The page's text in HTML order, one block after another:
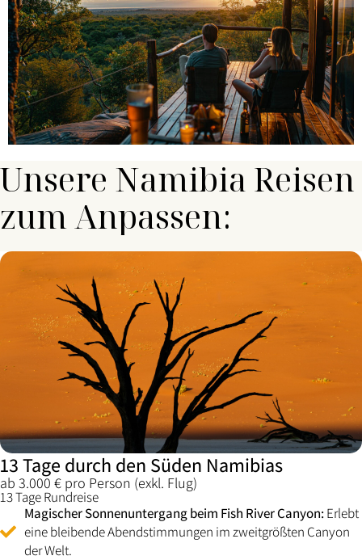
Unsere Namibia Reisen
zum Anpassen:
Route ansehen
13 Tage durch den Süden Namibias
ab 3.000 € pro Person (exkl. Flug)
13 Tage Rundreise
Magischer Sonnenuntergang beim Fish River Canyon:Erlebt
eine bleibende Abendstimmungen im zweitgrößten Canyon
der Welt.